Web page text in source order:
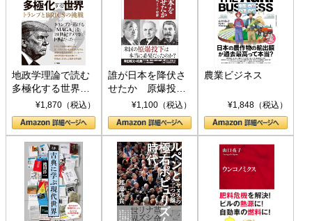
地政学理論で読む
多極化する世界：
トランプとBRICS
の挑戦
¥1,870（税込）
誰が日本を降伏さ
せたか 原爆投
下、ソ連参戦、そ
して聖断 (PHP新
書)
¥1,100（税込）
農業ビジネス
¥1,848（税込）